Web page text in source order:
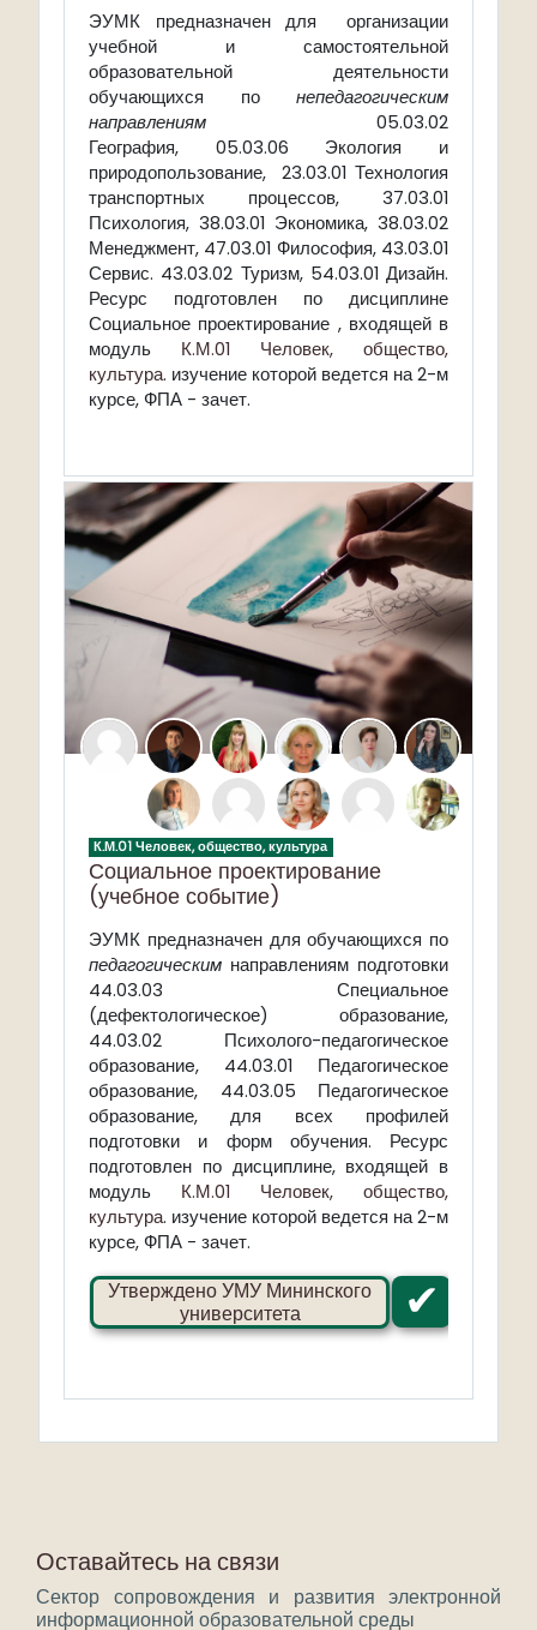
ЭУМК предназначен для организации
учебной и самостоятельной
образовательной деятельности
обучающихся по непедагогическим
направлениям 05.03.02
География, 05.03.06 Экология и
природопользование, 23.03.01 Технология
транспортных процессов, 37.03.01
Психология, 38.03.01 Экономика, 38.03.02
Менеджмент, 47.03.01 Философия,43.03.01
Сервис. 43.03.02 Туризм, 54.03.01 Дизайн.
Ресурс подготовлен по дисциплине
Социальное проектирование , входящей в
модуль К.М.01 Человек, общество,
культура. изучение которой ведется на 2-м
курсе, ФПА - зачет.
К.М.01 Человек, общество, культура
Социальное проектирование
(учебное событие)
ЭУМК предназначен для обучающихся по
педагогическим направлениям подготовки
44.03.03 Специальное
(дефектологическое) образование,
44.03.02 Психолого-педагогическое
образованиe, 44.03.01 Педагогическое
образование, 44.03.05 Педагогическое
образование, для всех профилей
подготовки и форм обучения. Ресурс
подготовлен по дисциплине, входящей в
модуль К.М.01 Человек, общество,
культура. изучение которой ведется на 2-м
курсе, ФПА - зачет.
Утверждено УМУ Мининского
университета
✔
Оставайтесь на связи
Сектор сопровождения и развития электронной
информационной образовательной среды